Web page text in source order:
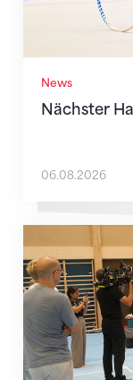
News
Nächster
06.08.2026
Mit klaren